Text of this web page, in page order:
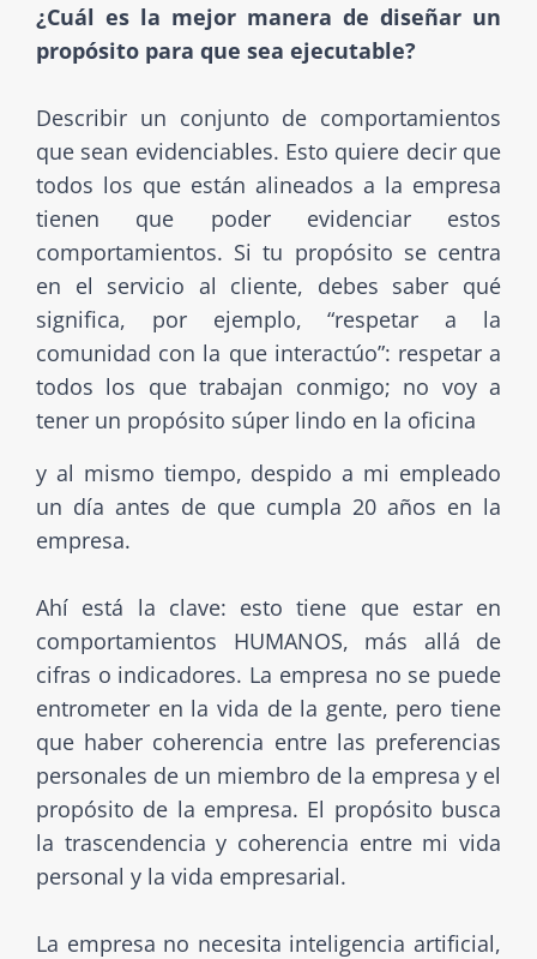
¿Cuál es la mejor manera de diseñar un
propósito para que sea ejecutable?
Describir un conjunto de comportamientos
que sean evidenciables. Esto quiere decir que
todos los que están alineados a la empresa
tienen que poder evidenciar estos
comportamientos. Si tu propósito se centra
en el servicio al cliente, debes saber qué
significa, por ejemplo, “respetar a la
comunidad con la que interactúo”: respetar a
todos los que trabajan conmigo; no voy a
tener un propósito súper lindo en la oficina
y al mismo tiempo, despido a mi empleado
un día antes de que cumpla 20 años en la
empresa.
Ahí está la clave: esto tiene que estar en
comportamientos HUMANOS, más allá de
cifras o indicadores. La empresa no se puede
entrometer en la vida de la gente, pero tiene
que haber coherencia entre las preferencias
personales de un miembro de la empresa y el
propósito de la empresa. El propósito busca
la trascendencia y coherencia entre mi vida
personal y la vida empresarial.
La empresa no necesita inteligencia artificial,